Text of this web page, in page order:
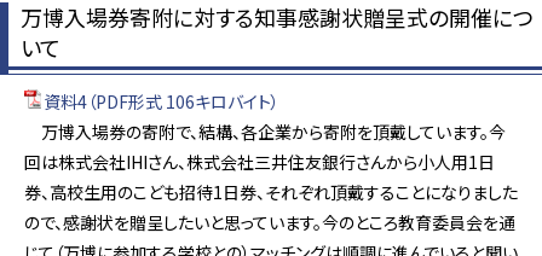
万博入場券寄附に対する知事感謝状贈呈式の開催につ
いて
資料4（PDF形式 106キロバイト）
万博入場券の寄附で、結構、各企業から寄附を頂戴しています。今
回は株式会社IHIさん、株式会社三井住友銀行さんから小人用1日
券、高校生用のこども招待1日券、それぞれ頂戴することになりました
ので、感謝状を贈呈したいと思っています。今のところ教育委員会を通